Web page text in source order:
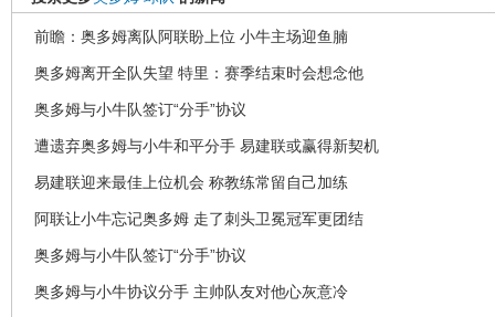
前瞻：奥多姆离队阿联盼上位 小牛主场迎鱼腩
奥多姆离开全队失望 特里：赛季结束时会想念他
奥多姆与小牛队签订“分手”协议
遭遗弃奥多姆与小牛和平分手 易建联或赢得新契机
易建联迎来最佳上位机会 称教练常留自己加练
阿联让小牛忘记奥多姆 走了刺头卫冕冠军更团结
奥多姆与小牛队签订“分手”协议
奥多姆与小牛协议分手 主帅队友对他心灰意冷